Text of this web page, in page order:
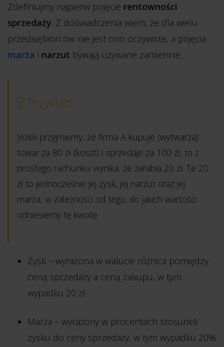
Zdefiniujmy najpierw pojęcie rentowności
sprzedaży. Z doświadczenia wiem, że dla wielu
przedsiębiorców nie jest ono oczywiste, a pojęcia
marża i narzut bywają używane zamiennie.
Przykład
Jeżeli przyjmiemy, że firma A kupuje (wytwarza)
towar za 80 zł (koszt) i sprzedaje za 100 zł, to z
prostego rachunku wynika, że zarabia 20 zł. Te 20
zł to jednocześnie jej zysk, jej narzut oraz jej
marża, w zależności od tego, do jakich wartości
odniesiemy tę kwotę.
Zysk – wyrażona w walucie różnica pomiędzy
ceną sprzedaży a ceną zakupu, w tym
wypadku 20 zł.
Marża – wyrażony w procentach stosunek
zysku do ceny sprzedaży, w tym wypadku 20%